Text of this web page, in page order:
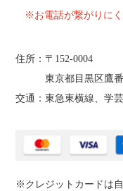
※お電話が繋がりに
住所：〒152-0004
東京都目黒区鷹
交通：東急東横線、学
※クレジットカードは